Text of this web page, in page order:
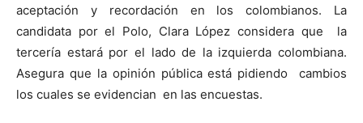
aceptación y recordación en los colombianos. La
candidata por el Polo, Clara López considera que la
tercería estará por el lado de la izquierda colombiana.
Asegura que la opinión pública está pidiendo cambios
los cuales se evidencian en las encuestas.